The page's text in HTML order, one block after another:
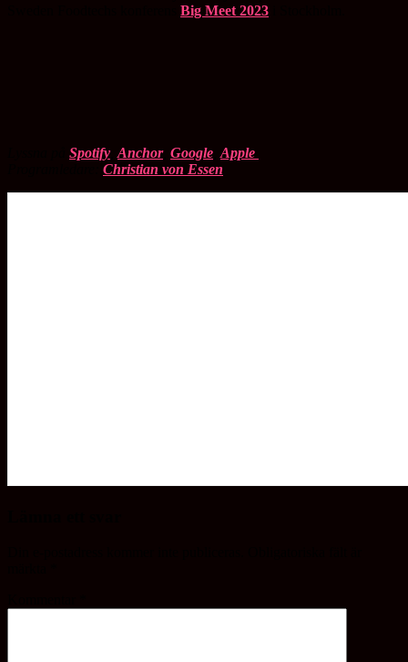
Big Meet 2023
Spotify Anchor, Google Apple
Christian von Essen